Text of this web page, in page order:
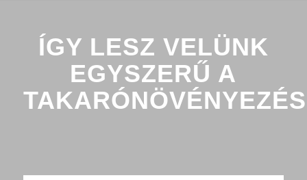
ÍGY LESZ VELÜNK
EGYSZERŰ A
TAKARÓNÖVÉNYEZÉS